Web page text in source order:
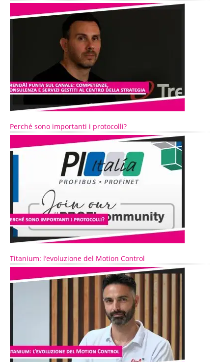
Perché sono importanti i protocolli?
Titanium: l’evoluzione del Motion Control